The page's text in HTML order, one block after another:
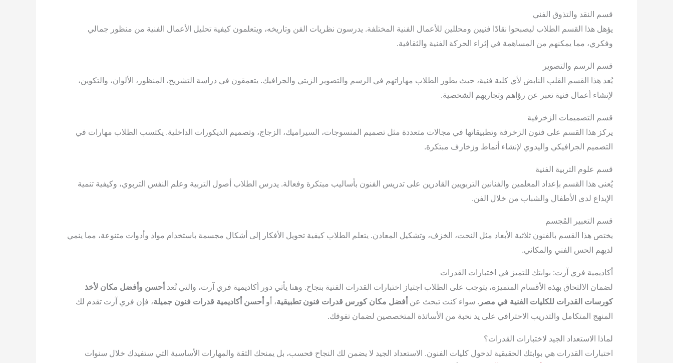
قسم النقد والتذوق الفني
يؤهل هذا القسم الطلاب ليصبحوا نقادًا فنيين ومحللين للأعمال الفنية المختلفة. يدرسون نظريات الفن وتاريخه، ويتعلمون كيفية تحليل الأعمال الفنية من منظور جمالي
وفكري، مما يمكنهم من المساهمة في إثراء الحركة الفنية والثقافية.
قسم الرسم والتصوير
يُعد هذا القسم القلب النابض لأي كلية فنية، حيث يطور الطلاب مهاراتهم في الرسم والتصوير الزيتي والجرافيك. يتعمقون في دراسة التشريح، المنظور، الألوان، والتكوين،
لإنشاء أعمال فنية تعبر عن رؤاهم وتجاربهم الشخصية.
قسم التصميمات الزخرفية
يركز هذا القسم على فنون الزخرفة وتطبيقاتها في مجالات متعددة مثل تصميم المنسوجات، السيراميك، الزجاج، وتصميم الديكورات الداخلية. يكتسب الطلاب مهارات في
التصميم الجرافيكي واليدوي لإنشاء أنماط وزخارف مبتكرة.
قسم علوم التربية الفنية
يُعنى هذا القسم بإعداد المعلمين والفنانين التربويين القادرين على تدريس الفنون بأساليب مبتكرة وفعالة. يدرس الطلاب أصول التربية وعلم النفس التربوي، وكيفية تنمية
الإبداع لدى الأطفال والشباب من خلال الفن.
قسم التعبير المُجسم
يختص هذا القسم بالفنون ثلاثية الأبعاد مثل النحت، الخزف، وتشكيل المعادن. يتعلم الطلاب كيفية تحويل الأفكار إلى أشكال مجسمة باستخدام مواد وأدوات متنوعة، مما ينمي
لديهم الحس الفني والمكاني.
أكاديمية فري آرت: بوابتك للتميز في اختبارات القدرات
لضمان الالتحاق بهذه الأقسام المتميزة، يتوجب على الطلاب اجتياز اختبارات القدرات الفنية بنجاح. وهنا يأتي دور أكاديمية فري آرت، والتي تُعد أحسن وأفضل مكان لأخذ
كورسات القدرات للكليات الفنية في مصر . سواء كنت تبحث عن أفضل مكان كورس قدرات فنون تطبيقية، أو أحسن أكاديمية قدرات فنون جميلة، فإن فري آرت تقدم لك
المنهج المتكامل والتدريب الاحترافي على يد نخبة من الأساتذة المتخصصين لضمان تفوقك.
لماذا الاستعداد الجيد لاختبارات القدرات؟
اختبارات القدرات هي بوابتك الحقيقية لدخول كليات الفنون. الاستعداد الجيد لا يضمن لك النجاح فحسب، بل يمنحك الثقة والمهارات الأساسية التي ستفيدك خلال سنوات